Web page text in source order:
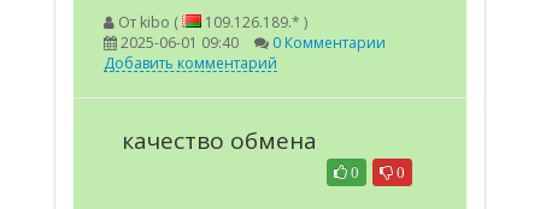
От kibo (
109.126.189.* )
2025-06-01 09:40
0 Комментарии
Добавить комментарий
качество обмена
0
0